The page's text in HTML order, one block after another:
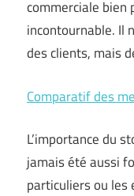
commerciale bien
incontournable. Il
des clients, mais
Comparatif des
L’importance du
jamais été aussi
particuliers ou les